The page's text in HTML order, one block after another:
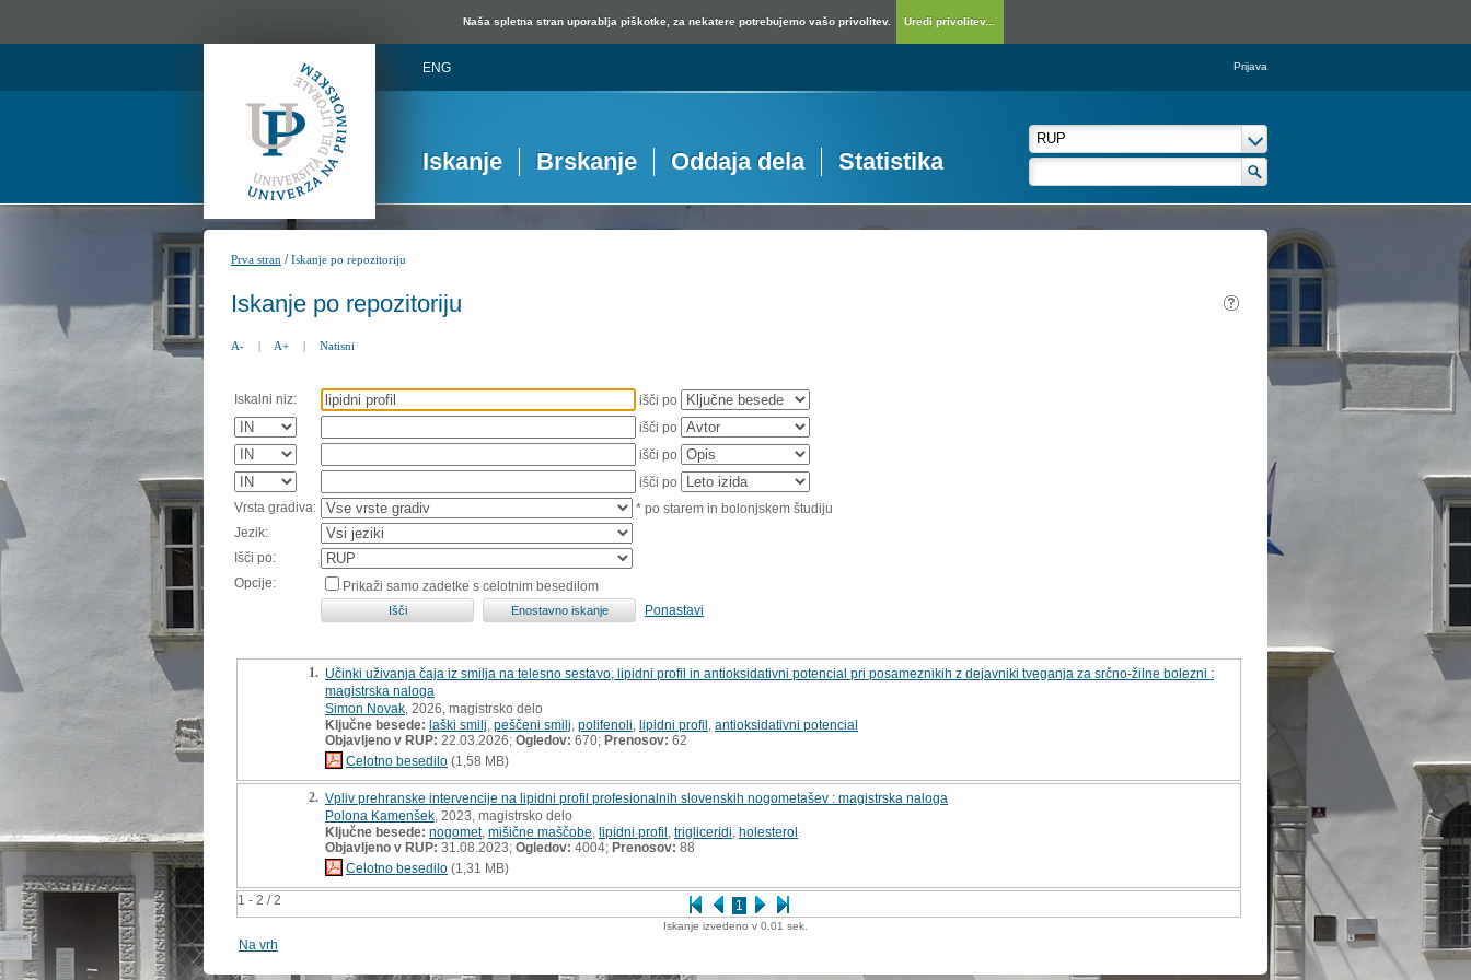
Naša spletna stran uporablja piškotke, za nekatere potrebujemo vašo privolitev. Uredi privolitev...
ENG Prijava
Iskanje Brskanje Oddaja dela Statistika
Prva stran /Iskanje po repozitoriju
Iskanje po repozitoriju
A- | A+ | Natisni
Iskalni niz:
išči po
išči po
išči po
išči po
Vrsta gradiva:
* po starem in bolonjskem študiju
Jezik:
Išči po:
Opcije:
Prikaži samo zadetke s celotnim besedilom
Ponastavi
1 - 2 / 2 1
1. Učinki uživanja čaja iz smilja na telesno sestavo, lipidni profil in antioksidativni potencial pri posameznikih z dejavniki tveganja za srčno-žilne bolezni :
magistrska naloga
Simon Novak , 2026, magistrsko delo
Ključne besede: laški smilj peščeni smilj polifenoli lipidni profil antioksidativni potencial
Objavljeno v RUP: 22.03.2026; Ogledov: 670; Prenosov: 62
Celotno besedilo (1,58 MB)
2. Vpliv prehranske intervencije na lipidni profil profesionalnih slovenskih nogometašev : magistrska naloga
Polona Kamenšek , 2023, magistrsko delo
Ključne besede: nogomet, mišične maščobe lipidni profil trigliceridi holesterol
Objavljeno v RUP: 31.08.2023; Ogledov: 4004; Prenosov: 88
Celotno besedilo (1,31 MB)
Iskanje izvedeno v 0.01 sek.
Na vrh